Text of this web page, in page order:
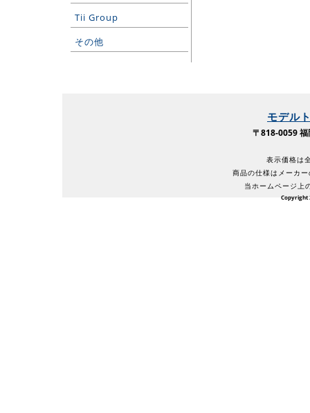
Tii Group
その他
モデル
〒818-0059
表示価格は
商品の仕様はメーカ
当ホームページ上
Copyright